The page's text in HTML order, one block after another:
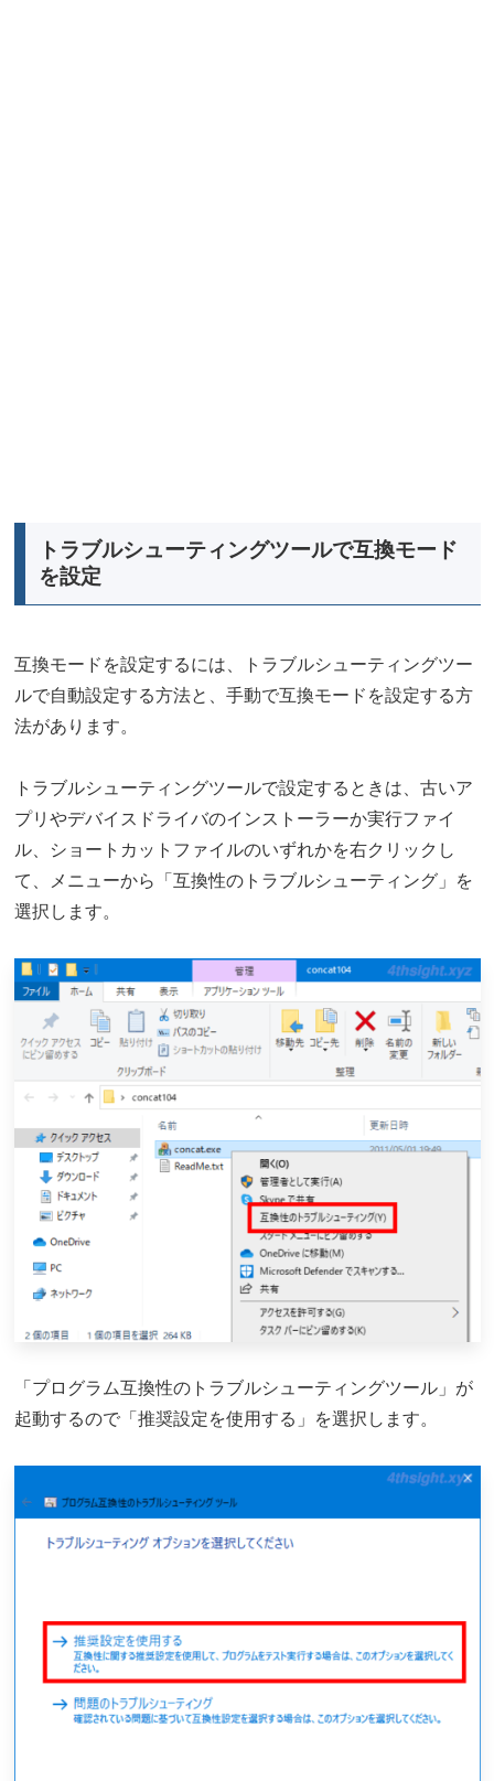
トラブルシューティングツールで互換モード
を設定
互換モードを設定するには、トラブルシューティングツー
ルで自動設定する方法と、手動で互換モードを設定する方
法があります。
トラブルシューティングツールで設定するときは、古いア
プリやデバイスドライバのインストーラーか実行ファイ
ル、ショートカットファイルのいずれかを右クリックし
て、メニューから「互換性のトラブルシューティング」を
選択します。
「プログラム互換性のトラブルシューティングツール」が
起動するので「推奨設定を使用する」を選択します。